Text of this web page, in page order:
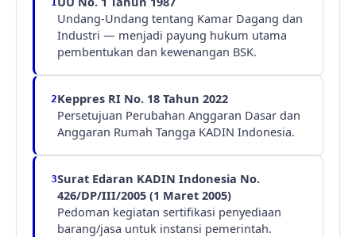
Undang-Undang tentang Kamar Dagang dan
Industri — menjadi payung hukum utama
pembentukan dan kewenangan BSK.
2Keppres RI No. 18 Tahun 2022
Persetujuan Perubahan Anggaran Dasar dan
Anggaran Rumah Tangga KADIN Indonesia.
3Surat Edaran KADIN Indonesia No.
426/DP/III/2005 (1 Maret 2005)
Pedoman kegiatan sertifikasi penyediaan
barang/jasa untuk instansi pemerintah.